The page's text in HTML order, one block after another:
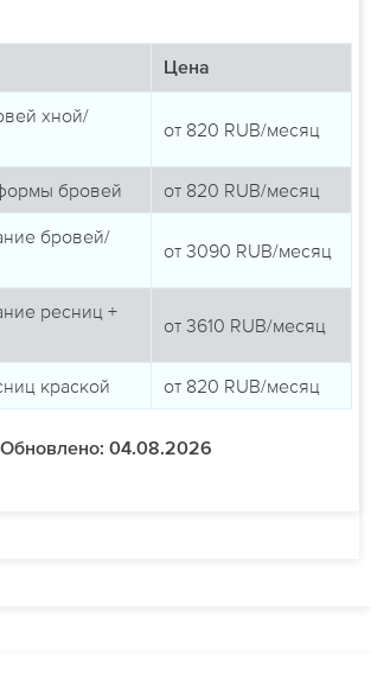
Цена
хной/
от 820 RUB/месяц
бровей от 820 RUB/месяц
бровей/
от 3090 RUB/месяц
ресниц +
от 3610 RUB/месяц
краской от 820 RUB/месяц
Обновлено: 04.08.2026